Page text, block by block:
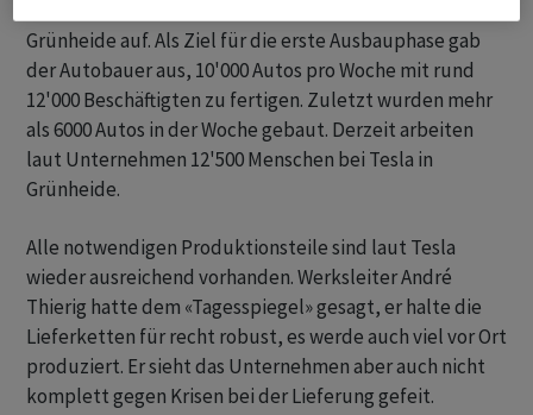
Grünheide auf. Als Ziel für die erste Ausbauphase gab
der Autobauer aus, 10'000 Autos pro Woche mit rund
12'000 Beschäftigten zu fertigen. Zuletzt wurden mehr
als 6000 Autos in der Woche gebaut. Derzeit arbeiten
laut Unternehmen 12'500 Menschen bei Tesla in
Grünheide.
Alle notwendigen Produktionsteile sind laut Tesla
wieder ausreichend vorhanden. Werksleiter André
Thierig hatte dem «Tagesspiegel» gesagt, er halte die
Lieferketten für recht robust, es werde auch viel vor Ort
produziert. Er sieht das Unternehmen aber auch nicht
komplett gegen Krisen bei der Lieferung gefeit.